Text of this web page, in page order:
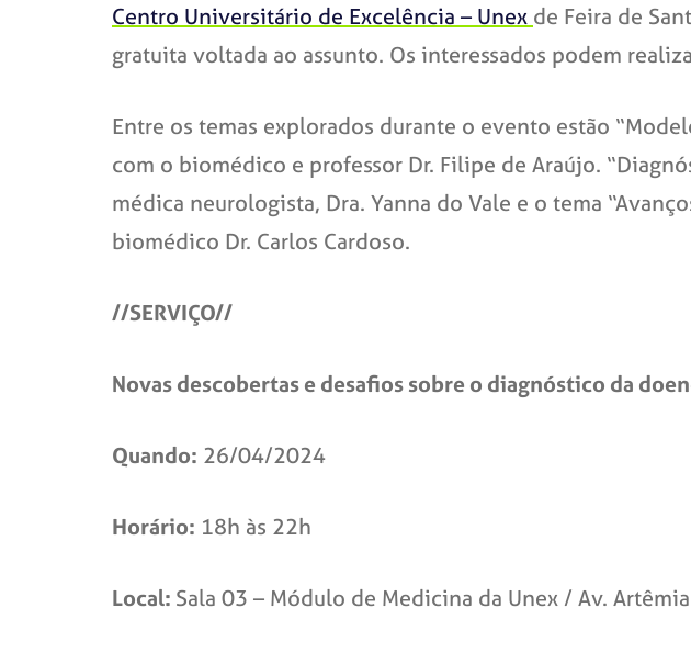
Centro Universitário de Excelência – Unex de Feira de
gratuita voltada ao assunto. Os interessados podem
Entre os temas explorados durante o evento estão
com o biomédico e professor Dr. Filipe de Araújo.
médica neurologista, Dra. Yanna do Vale e o tema
biomédico Dr. Carlos Cardoso.
//SERVIÇO//
Novas descobertas e desafios sobre o diagnóstico da
Quando: 26/04/2024
Horário: 18h às 22h
Local: Sala 03 – Módulo de Medicina da Unex / Av.